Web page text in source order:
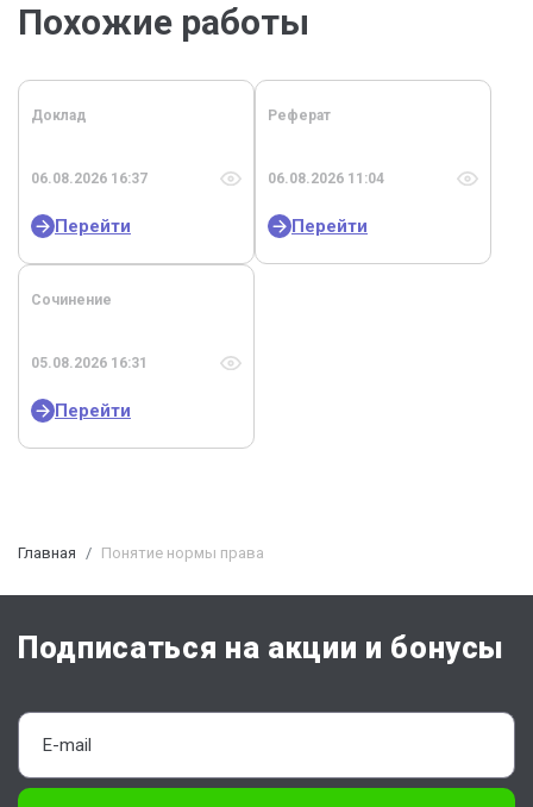
Похожие работы
Доклад
06.08.2026 16:37
Перейти
Реферат
06.08.2026 11:04
Перейти
Сочинение
05.08.2026 16:31
Перейти
Главная Понятие нормы права
Подписаться на акции и бонусы